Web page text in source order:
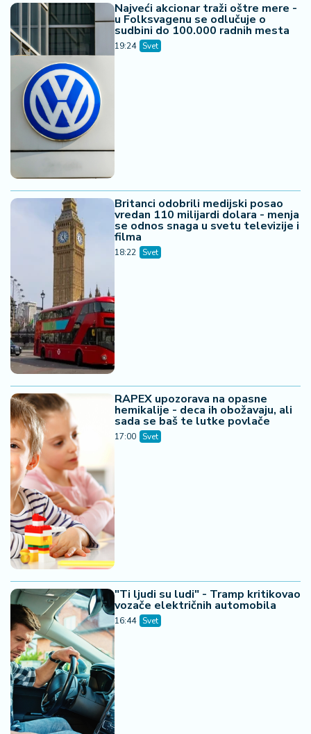
Najveći akcionar traži oštre mere -
u Folksvagenu se odlučuje o
sudbini do 100.000 radnih mesta
19:24 Svet
Britanci odobrili medijski posao
vredan 110 milijardi dolara - menja
se odnos snaga u svetu televizije i
filma
18:22 Svet
RAPEX upozorava na opasne
hemikalije - deca ih obožavaju, ali
sada se baš te lutke povlače
17:00 Svet
"Ti ljudi su ludi" - Tramp kritikovao
vozače električnih automobila
16:44 Svet